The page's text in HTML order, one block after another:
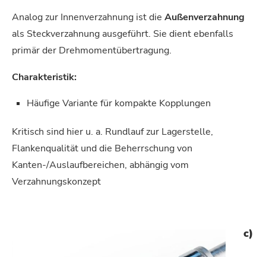
Analog zur Innenverzahnung ist die Außenverzahnung
als Steckverzahnung ausgeführt. Sie dient ebenfalls
primär der Drehmomentübertragung.
Charakteristik:
Häufige Variante für kompakte Kopplungen
Kritisch sind hier u. a. Rundlauf zur Lagerstelle,
Flankenqualität und die Beherrschung von
Kanten-/Auslaufbereichen, abhängig vom
Verzahnungskonzept
c)